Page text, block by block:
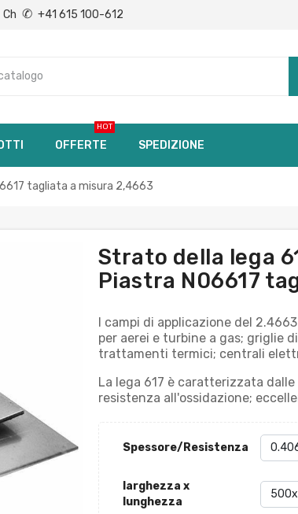
Ch ✆ +41 615 100-612
OFFERTE
HOT
SPEDIZIONE
tagliata a misura 2,4663
Strato della lega
Piastra N06617
I campi di applicazione del
per aerei e turbine a gas; griglie
trattamenti termici; centrali
La lega 617 è caratterizzata
resistenza all'ossidazione;
Spessore/Resistenza
larghezza x
lunghezza